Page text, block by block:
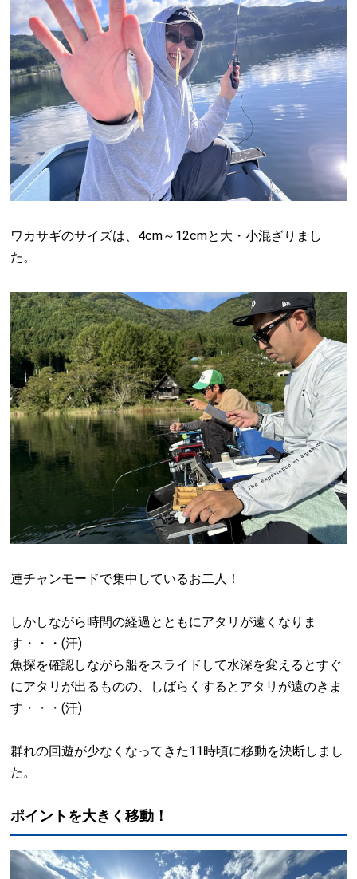
ワカサギのサイズは、4cm～12cmと大・小混ざりまし
た。
連チャンモードで集中しているお二人！
しかしながら時間の経過とともにアタリが遠くなりま
す・・・(汗)
魚探を確認しながら船をスライドして水深を変えるとすぐ
にアタリが出るものの、しばらくするとアタリが遠のきま
す・・・(汗)
群れの回遊が少なくなってきた11時頃に移動を決断しまし
た。
ポイントを大きく移動！